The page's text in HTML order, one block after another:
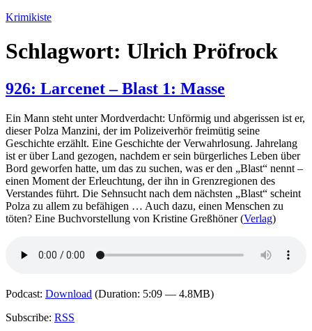
Zum
springen
Krimikiste
Schlagwort: Ulrich Pröfrock
926: Larcenet – Blast 1: Masse
Ein Mann steht unter Mordverdacht: Unförmig und abgerissen ist er,
dieser Polza Manzini, der im Polizeiverhör freimütig seine
Geschichte erzählt. Eine Geschichte der Verwahrlosung. Jahrelang
ist er über Land gezogen, nachdem er sein bürgerliches Leben über
Bord geworfen hatte, um das zu suchen, was er den „Blast“ nennt –
einen Moment der Erleuchtung, der ihn in Grenzregionen des
Verstandes führt. Die Sehnsucht nach dem nächsten „Blast“ scheint
Polza zu allem zu befähigen … Auch dazu, einen Menschen zu
töten? Eine Buchvorstellung von Kristine Greßhöner (Verlag)
Podcast: Download (Duration: 5:09 — 4.8MB)
Subscribe: RSS